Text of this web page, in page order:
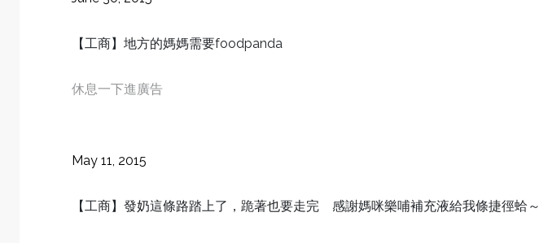
【工商】地方的媽媽需要foodpanda
休息一下進廣告
May 11, 2015
【工商】發奶這條路踏上了，跪著也要走完 感謝媽咪樂哺補充液給我條捷徑蛤～